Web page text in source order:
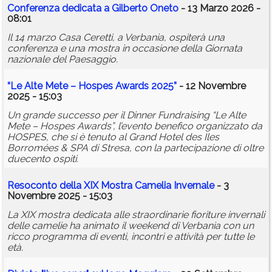
Conferenza dedicata a Gilberto Oneto - 13 Marzo 2026 -
08:01
Il 14 marzo Casa Ceretti, a Verbania, ospiterà una
conferenza e una mostra in occasione della Giornata
nazionale del Paesaggio.
“Le Alte Mete – Hospes Awards 2025” - 12 Novembre
2025 - 15:03
Un grande successo per il Dinner Fundraising “Le Alte
Mete – Hospes Awards”, l’evento benefico organizzato da
HOSPES, che si è tenuto al Grand Hotel des Iles
Borromées & SPA di Stresa, con la partecipazione di oltre
duecento ospiti.
Resoconto della XIX Mostra Camelia Invernale- 3
Novembre 2025 - 15:03
La XIX mostra dedicata alle straordinarie fioriture invernali
delle camelie ha animato il weekend di Verbania con un
ricco programma di eventi, incontri e attività per tutte le
età.